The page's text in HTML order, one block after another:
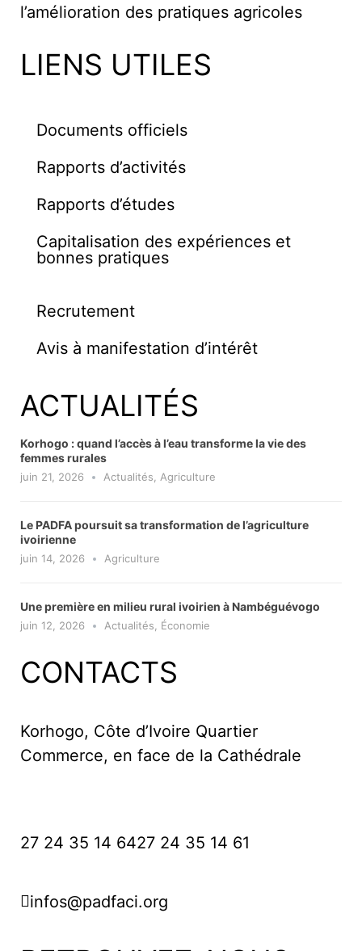
l’amélioration des pratiques agricoles
LIENS UTILES
Documents officiels
Rapports d’activités
Rapports d’études
Capitalisation des expériences et
bonnes pratiques
Recrutement
Avis à manifestation d’intérêt
ACTUALITÉS
Korhogo : quand l’accès à l’eau transforme la vie des
femmes rurales
juin 21, 2026 Actualités Agriculture
Le PADFA poursuit sa transformation de l’agriculture
ivoirienne
juin 14, 2026 Agriculture
Une première en milieu rural ivoirien à Nambéguévogo
juin 12, 2026 Actualités Économie
CONTACTS
Korhogo, Côte d’Ivoire Quartier
Commerce, en face de la Cathédrale
27 24 35 14 6427 24 35 14 61
infos@padfaci.org